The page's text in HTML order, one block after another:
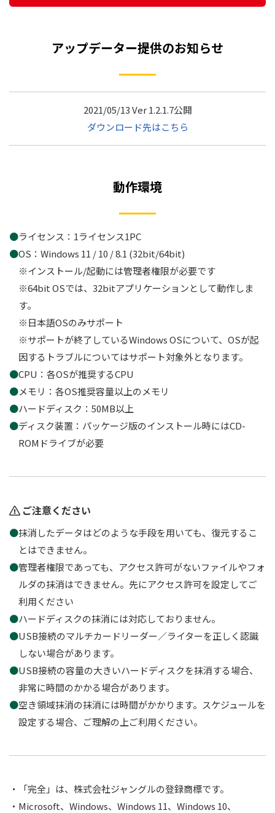
アップデーター提供のお知らせ
2021/05/13 Ver 1.2.1.7公開
ダウンロード先はこちら
動作環境
ライセンス：1ライセンス1PC
OS：Windows 11 / 10 / 8.1 (32bit/64bit)
※インストール/起動には管理者権限が必要です
※64bit OSでは、32bitアプリケーションとして動作しま
す。
※日本語OSのみサポート
※サポートが終了しているWindows OSについて、OSが起
因するトラブルについてはサポート対象外となります。
CPU：各OSが推奨するCPU
メモリ：各OS推奨容量以上のメモリ
ハードディスク：50MB以上
ディスク装置：パッケージ版のインストール時にはCD-
ROMドライブが必要
ご注意ください
抹消したデータはどのような手段を用いても、復元するこ
とはできません。
管理者権限であっても、アクセス許可がないファイルやフォ
ルダの抹消はできません。先にアクセス許可を設定してご
利用ください
ハードディスクの抹消には対応しておりません。
USB接続のマルチカードリーダー／ライターを正しく認識
しない場合があります。
USB接続の容量の大きいハードディスクを抹消する場合、
非常に時間のかかる場合があります。
空き領域抹消の抹消には時間がかかります。スケジュールを
設定する場合、ご理解の上ご利用ください。
「完全」は、株式会社ジャングルの登録商標です。
Microsoft、Windows、Windows 11、Windows 10、